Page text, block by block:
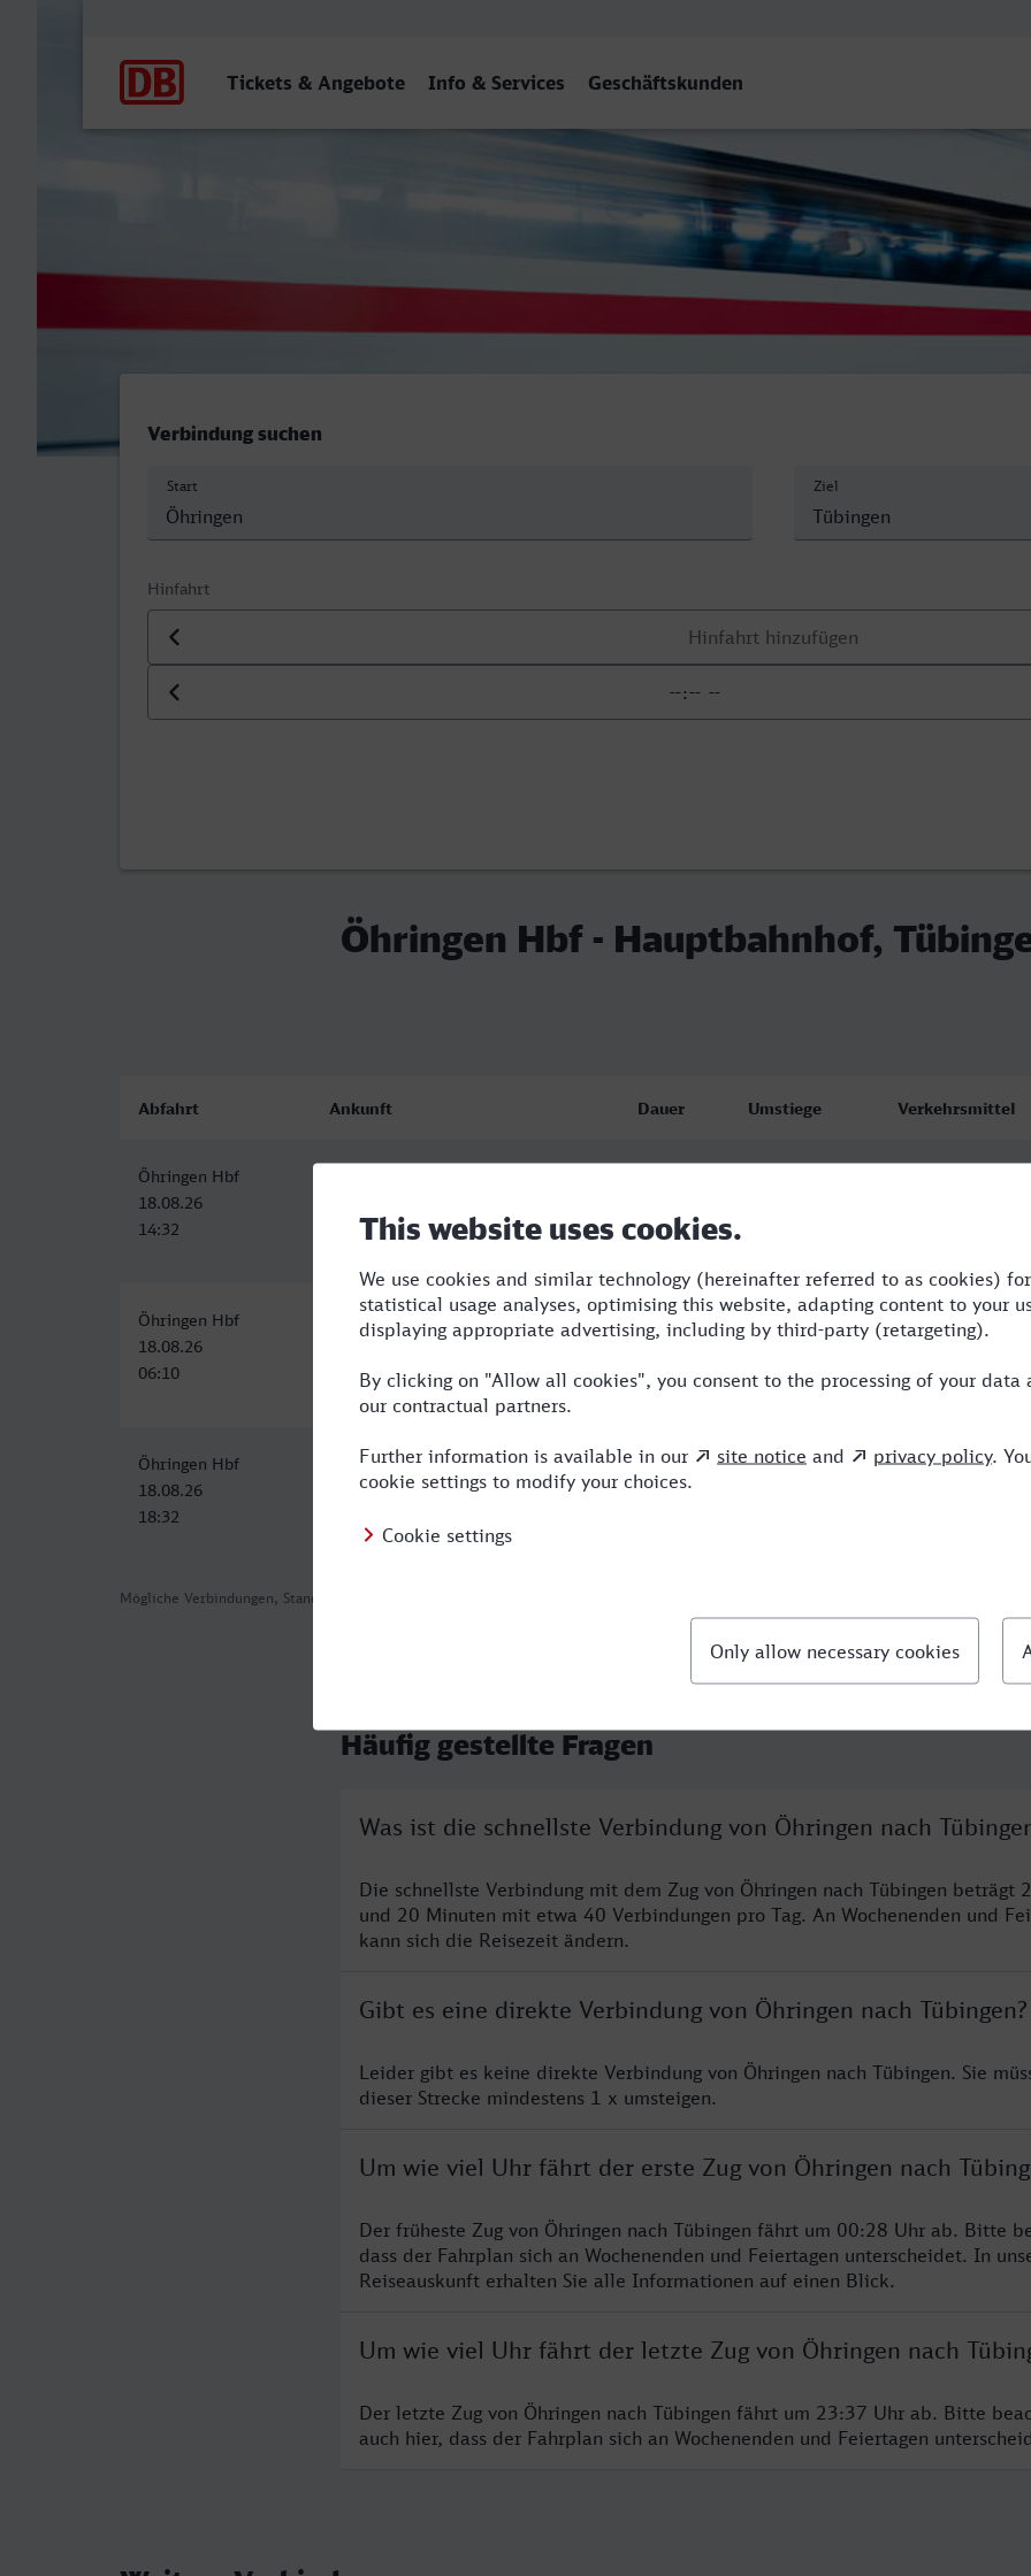
Tickets & Angebote Info & Services Geschäftskunden
Öhringen Hbf - Hauptbahnhof, Tübingen
Verbindung suchen
Start Ziel
Hinfahrt
Datum der Hinfahrt
Uhrzeit der Hinfahrt
Öhringen Hbf - Hauptbahnhof,
Mögliche Verbindungen, Stand: 2026-08-04 03:20
Abfahrt Ankunft Dauer Umstiege Verkehrsmittel
Öhringen Hbf
18.08.26
14:32
16:52
Öhringen Hbf
18.08.26
06:10
Hauptbahnhof, Tübingen
18.08.26
08:57
2:47 2 BUS,RE
Öhringen Hbf
18.08.26
18:32
Hauptbahnhof, Tübingen
18.08.26
2:25 2 RB,BUS,RE
Häufig gestellte Fragen
Was ist die schnellste Verbindung von Öhringen nach
Die schnellste Verbindung mit dem Zug von Öhringen nach Tübingen beträgt
und 20 Minuten mit etwa 40 Verbindungen pro Tag. An Wochenenden und
kann sich die Reisezeit ändern.
Gibt es eine direkte Verbindung von Öhringen nach Tübingen?
Leider gibt es keine direkte Verbindung von Öhringen nach Tübingen. Sie
dieser Strecke mindestens 1 x umsteigen.
Um wie viel Uhr fährt der erste Zug von Öhringen nach
Der früheste Zug von Öhringen nach Tübingen fährt um 00:28 Uhr ab. Bitte
dass der Fahrplan sich an Wochenenden und Feiertagen unterscheidet. In
Reiseauskunft erhalten Sie alle Informationen auf einen Blick.
Um wie viel Uhr fährt der letzte Zug von Öhringen nach
Der letzte Zug von Öhringen nach Tübingen fährt um 23:37 Uhr ab. Bitte
auch hier, dass der Fahrplan sich an Wochenenden und Feiertagen